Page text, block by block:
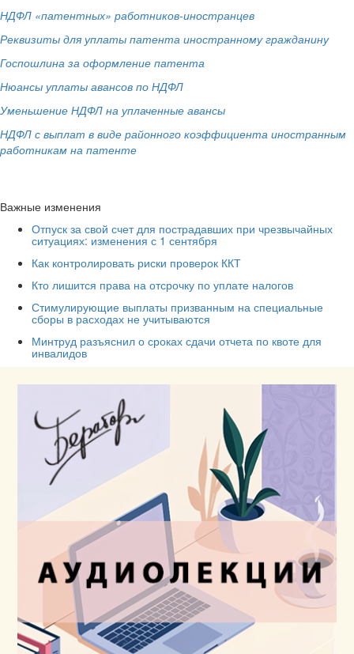
НДФЛ «патентных» работников-иностранцев
Реквизиты для уплаты патента иностранному гражданину
Госпошлина за оформление патента
Нюансы уплаты авансов по НДФЛ
Уменьшение НДФЛ на уплаченные авансы
НДФЛ с выплат в виде районного коэффициента иностранным
работникам на патенте
Важные изменения
Отпуск за свой счет для пострадавших при чрезвычайных
ситуациях: изменения с 1 сентября
Как контролировать риски проверок ККТ
Кто лишится права на отсрочку по уплате налогов
Стимулирующие выплаты призванным на специальные
сборы в расходах не учитываются
Минтруд разъяснил о сроках сдачи отчета по квоте для
инвалидов